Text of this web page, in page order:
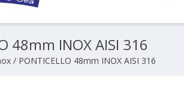
48mm INOX AISI 316
/ PONTICELLO 48mm INOX AISI 316